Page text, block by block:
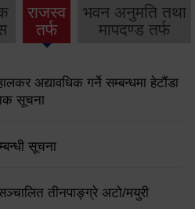
राजस्व
तर्फ
भवन अनुमति तथा
मापदण्ड तर्फ
अद्यावधिक गर्ने सम्बन्धमा हेटौंडा
सूचना
सूचना
तीनपाङ्ग्रे अटो/मयुरी